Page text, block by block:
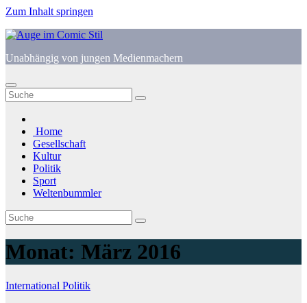
Zum Inhalt springen
Unabhängig von jungen Medienmachern
Home
Gesellschaft
Kultur
Politik
Sport
Weltenbummler
Monat: März 2016
International Politik